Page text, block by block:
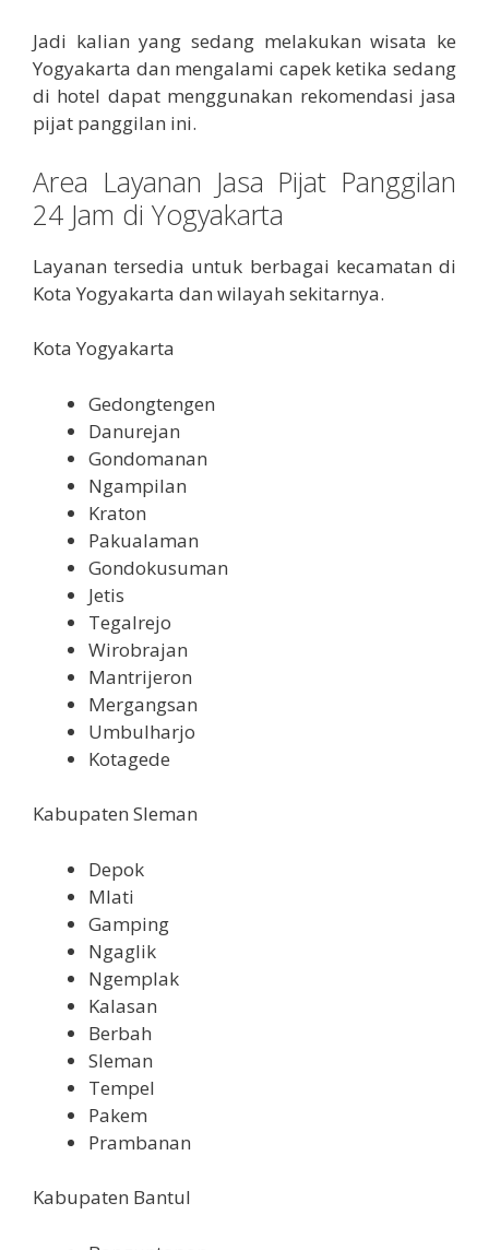
Jadi kalian yang sedang melakukan wisata ke
Yogyakarta dan mengalami capek ketika sedang
di hotel dapat menggunakan rekomendasi jasa
pijat panggilan ini.
Area Layanan Jasa Pijat Panggilan
24 Jam di Yogyakarta
Layanan tersedia untuk berbagai kecamatan di
Kota Yogyakarta dan wilayah sekitarnya.
Kota Yogyakarta
Gedongtengen
Danurejan
Gondomanan
Ngampilan
Kraton
Pakualaman
Gondokusuman
Jetis
Tegalrejo
Wirobrajan
Mantrijeron
Mergangsan
Umbulharjo
Kotagede
Kabupaten Sleman
Depok
Mlati
Gamping
Ngaglik
Ngemplak
Kalasan
Berbah
Sleman
Tempel
Pakem
Prambanan
Kabupaten Bantul